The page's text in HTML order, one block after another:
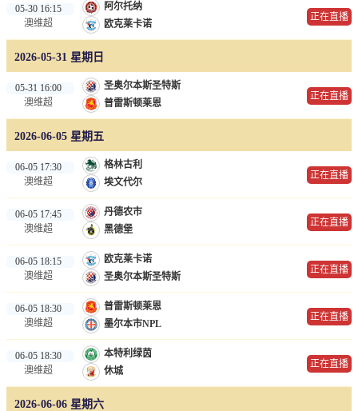
05-30 16:15
澳维超
阿尔托纳
欧克莱卡诺
正在直播
2026-05-31 星期日
05-31 16:00
澳维超
圣奥尔本斯圣特斯
普雷斯顿莱恩
正在直播
2026-06-05 星期五
06-05 17:30
澳维超
格林古利
埃文代尔
正在直播
06-05 17:45
澳维超
丹德农市
黑德堡
正在直播
06-05 18:15
澳维超
欧克莱卡诺
圣奥尔本斯圣特斯
正在直播
06-05 18:30
澳维超
普雷斯顿莱恩
墨尔本市NPL
正在直播
06-05 18:30
澳维超
本特利绿茵
休城
正在直播
2026-06-06 星期六